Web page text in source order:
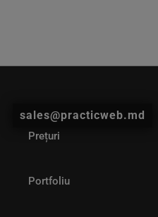
sales@practicweb.md
Prețuri
Portfoliu